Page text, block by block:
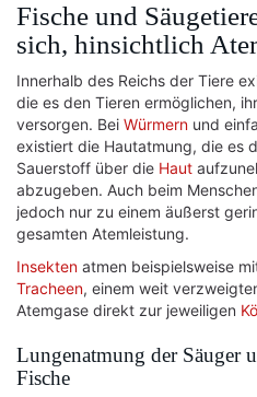
Fische und
sich, hinsichtlich
Innerhalb des Reichs der Tiere
die es den Tieren ermöglichen,
versorgen. Bei Würmern und
existiert die Hautatmung, die es
Sauerstoff über die Haut
abzugeben. Auch beim
jedoch nur zu einem äußerst
gesamten Atemleistung.
Insekten atmen beispielsweise
Tracheen, einem weit
Atemgase direkt zur jeweiligen
Lungenatmung der Säuger
Fische